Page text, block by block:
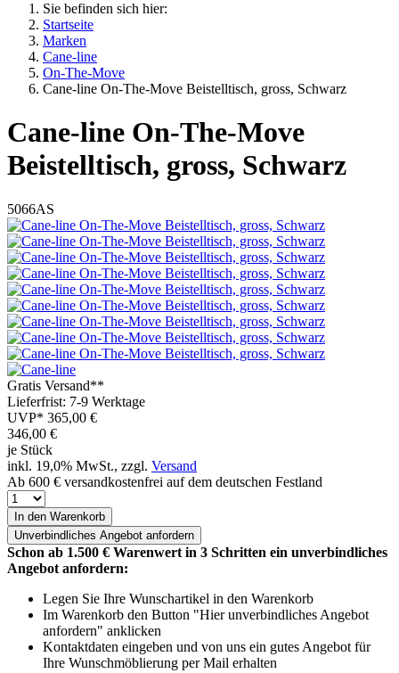
Sie befinden sich hier:
Startseite
Marken
Cane-line
On-The-Move
Cane-line On-The-Move Beistelltisch, gross, Schwarz
Cane-line On-The-Move
Beistelltisch, gross, Schwarz
5066AS
Gratis Versand**
Lieferfrist: 7-9 Werktage
UVP* 365,00 €
346,00 €
je Stück
inkl. 19,0% MwSt., zzgl. Versand
Ab 600 € versandkostenfrei auf dem deutschen Festland
In den Warenkorb
Unverbindliches Angebot anfordern
Schon ab 1.500 € Warenwert in 3 Schritten ein unverbindliches
Angebot anfordern:
Legen Sie Ihre Wunschartikel in den Warenkorb
Im Warenkorb den Button "Hier unverbindliches Angebot
anfordern" anklicken
Kontaktdaten eingeben und von uns ein gutes Angebot für
Ihre Wunschmöblierung per Mail erhalten